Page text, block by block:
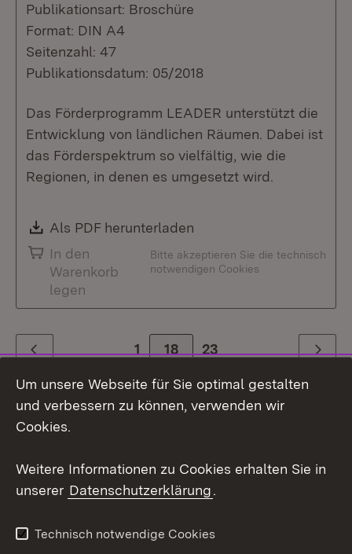
Publikationsart: Broschüre
Format: DIN A4
Seitenzahl: 47
Publikationsdatum: 05/2018
Das Förderprogramm LEADER unterstützt die
Entwicklung von ländlichen Räumen. Dabei ist
das Förderspektrum so vielfältig, wie die
Regionen, in denen es umgesetzt wird.
Download:
Als PDF herunterladen
In den
Warenkorb
legen
Bitte akzeptieren Sie die technisch
notwendigen Cookies
Zurück 1 Zur Seite
18 23 Weiter
Themenübersicht
Um unsere Webseite für Sie optimal gestalten
und verbessern zu können, verwenden wir
Cookies.
Weitere Informationen zu Cookies erhalten Sie in
unserer Datenschutzerklärung.
Technisch notwendige Cookies